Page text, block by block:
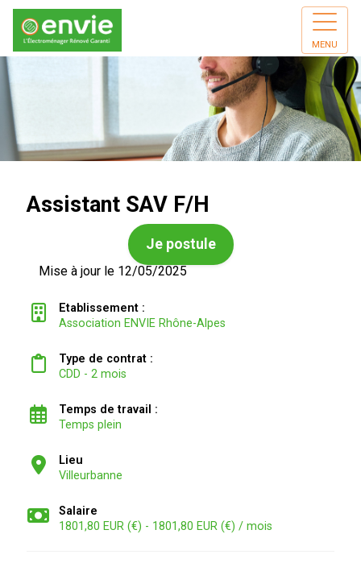
MENU
Assistant SAV F/H
Je postule
Mise à jour le 12/05/2025
Etablissement :
Association ENVIE Rhône-Alpes
Type de contrat :
CDD - 2 mois
Temps de travail :
Temps plein
Lieu
Villeurbanne
Salaire
1801,80 EUR (€) - 1801,80 EUR (€) / mois